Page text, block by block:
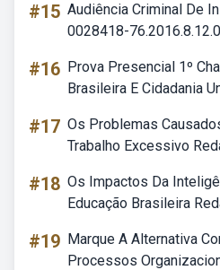
#15 Audiência Criminal De
0028418-
#16 Prova Presencial 1º
Brasileira E Cidadania
#17 Os Problemas
Trabalho Excessivo
#18 Os Impactos Da
Educação Brasileira
#19 Marque A Alternativa
Processos